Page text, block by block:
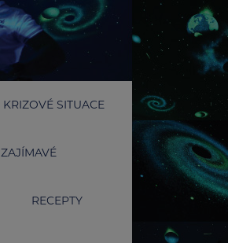
KRIZOVÉ SITUACE
ZAJÍMAVÉ
RECEPTY